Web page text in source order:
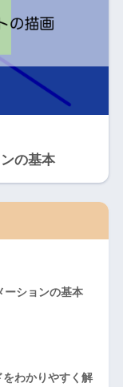
の基本
ーションの基本
わかりやすく解